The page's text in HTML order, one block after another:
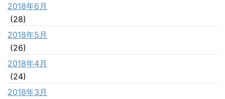
2018年6月
(28)
2018年5月
(26)
2018年4月
(24)
2018年3月